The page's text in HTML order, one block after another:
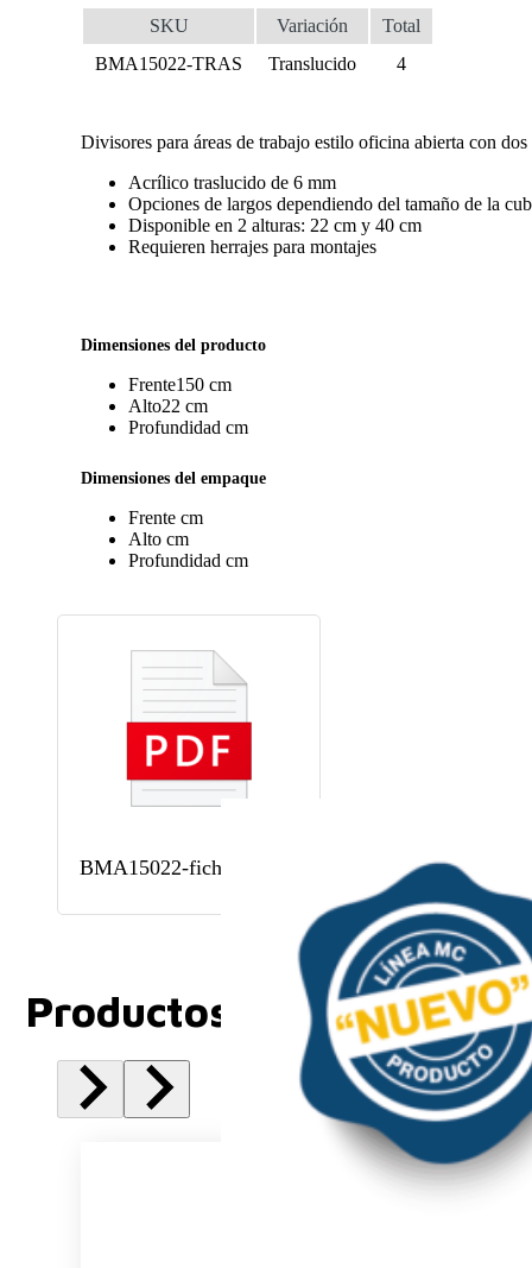
SKU Variación
Total
BMA15022-TRAS
Translucido 4
Divisores para áreas de trabajo estilo oficina abierta con
Acrílico traslucido de 6 mm
Opciones de largos dependiendo del tamaño de la
Disponible en 2 alturas: 22 cm y 40 cm
Requieren herrajes para montajes
Dimensiones del producto
Frente150 cm
Alto22 cm
Profundidad cm
Dimensiones del empaque
Frente cm
Alto cm
Profundidad cm
BMA15022-ficha técnica
Productos Relacionados